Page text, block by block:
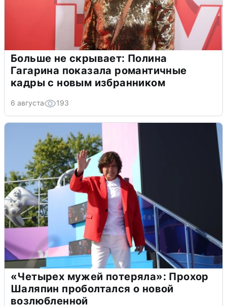
Больше не скрывает: Полина
Гагарина показала романтичные
кадры с новым избранником
6 августа 193
«Четырех мужей потеряла»: Прохор
Шаляпин проболтался о новой
возлюбленной